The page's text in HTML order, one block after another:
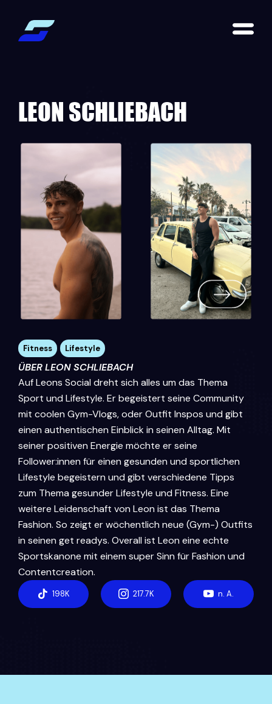
LEON SCHLIEBACH
Fitness Lifestyle
ÜBER LEON SCHLIEBACH
Auf Leons Social dreht sich alles um das Thema
Sport und Lifestyle. Er begeistert seine Community
mit coolen Gym-Vlogs, oder Outfit Inspos und gibt
einen authentischen Einblick in seinen Alltag. Mit
seiner positiven Energie möchte er seine
Follower:innen für einen gesunden und sportlichen
Lifestyle begeistern und gibt verschiedene Tipps
zum Thema gesunder Lifestyle und Fitness. Eine
weitere Leidenschaft von Leon ist das Thema
Fashion. So zeigt er wöchentlich neue (Gym-) Outfits
in seinen get readys. Overall ist Leon eine echte
Sportskanone mit einem super Sinn für Fashion und
Contentcreation.
198K 217.7K n. A.